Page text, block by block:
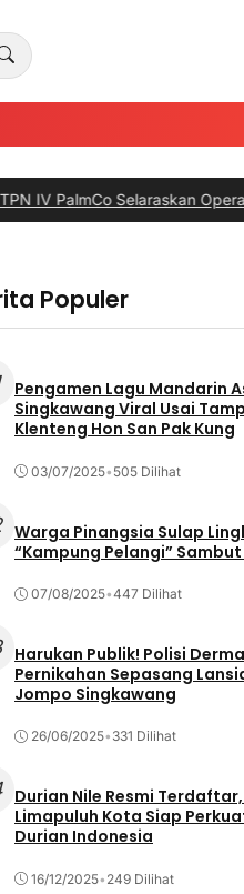
Selaraskan Operasional
Populer
Pengamen Lagu Mandarin
Singkawang Viral Usai
Klenteng Hon San Pak Kung
03/07/2025• 505 Dilihat
Warga Pinangsia Sulap
“Kampung Pelangi” Sambut
07/08/2025•447 Dilihat
Harukan Publik! Polisi
Pernikahan Sepasang
Jompo Singkawang
26/06/2025• 331 Dilihat
Durian Nile Resmi
Limapuluh Kota Siap
Durian Indonesia
16/12/2025• 249 Dilihat